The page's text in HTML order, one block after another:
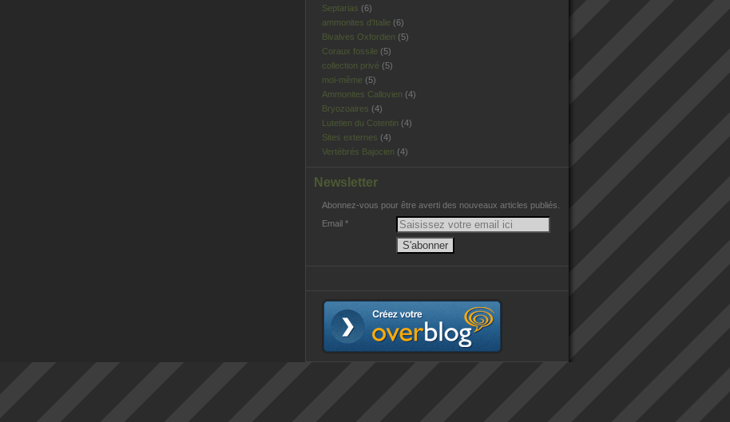
Septarias (6)
ammonites d'Italie (6)
Bivalves Oxfordien (5)
Coraux fossile (5)
collection privé (5)
moi-même (5)
Ammonites Callovien (4)
Bryozoaires (4)
Lutetien du Cotentin (4)
Sites externes (4)
Vertébrés Bajocien (4)
Newsletter
Abonnez-vous pour être averti des nouveaux articles publiés.
Email